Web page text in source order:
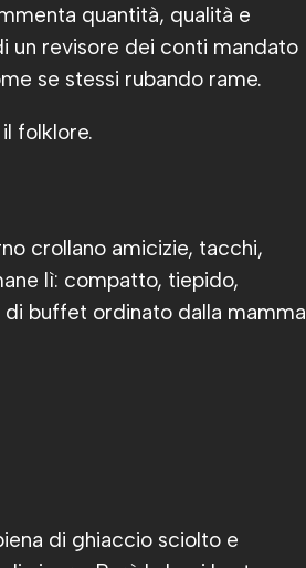
quantità, qualità e
un revisore dei conti mandato
se stessi rubando rame.
folklore.
crollano amicizie, tacchi,
lì: compatto, tiepido,
buffet ordinato dalla mamma
di ghiaccio sciolto e